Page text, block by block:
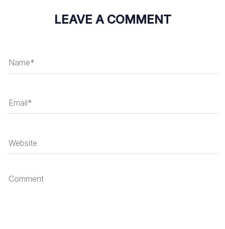
LEAVE A COMMENT